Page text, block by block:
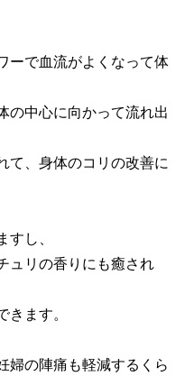
ーで血流がよくなって体
の中心に向かって流れ出
て、身体のコリの改善に
し、
ュリの香りにも癒され
ます。
婦の陣痛も軽減するくら